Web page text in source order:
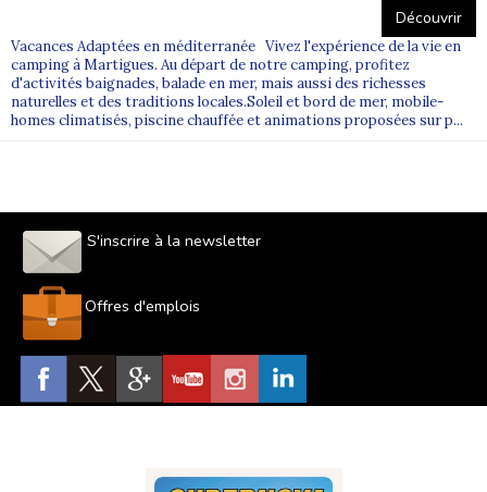
Découvrir
Vacances Adaptées en méditerranée Vivez l'expérience de la vie en
camping à Martigues. Au départ de notre camping, profitez
d'activités baignades, balade en mer, mais aussi des richesses
naturelles et des traditions locales.Soleil et bord de mer, mobile-
homes climatisés, piscine chauffée et animations proposées sur p...
S'inscrire à la newsletter
Offres d'emplois